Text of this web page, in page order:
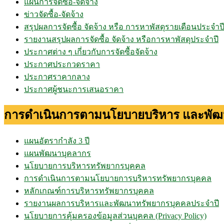
ข่าวจัดซื้อ-จัดจ้าง
สรุปผลการจัดซื้อ จัดจ้าง หรือ การหาพัสดุรายเดือนประจำปี
รายงานสรุปผลการจัดซื้อ จัดจ้าง หรือการหาพัสดุประจำปี
ประกาศต่าง ๆ เกี่ยวกับการจัดซื้อจัดจ้าง
ประกาศประกวดราคา
ประกาศราคากลาง
ประกาศผู้ชนะการเสนอราคา
การดำเนินการตามนโยบายบริหาร และพั
แผนอัตรากำลัง 3 ปี
แผนพัฒนาบุคลากร
นโยบายการบริหารทรัพยากรบุคคล
การดำเนินการตามนโยบายการบริหารทรัพยากรบุคคล
หลักเกณฑ์การบริหารทรัพยากรบุคคล
รายงานผลการบริหารและพัฒนาทรัพยากรบุคคลประจำปี
นโยบายการคุ้มครองข้อมูลส่วนบุคคล (Privacy Policy)